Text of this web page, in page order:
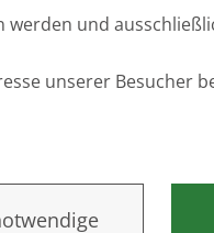
und
unserer Besucher